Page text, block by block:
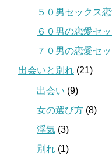
５０男セックス
６０男の恋愛セ
７０男の恋愛セ
出会いと別れ (21)
出会い (9)
女の選び方 (8)
浮気 (3)
別れ (1)